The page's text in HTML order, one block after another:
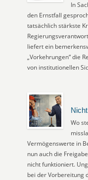
In
den Ernstfall
tatsächlich stärkste
liefert ein
„Vorkehrungen“ die
von institutionellen
Wo
Vermögenswerte in
nun auch die
nicht funktioniert.
bei der Vorbereitung